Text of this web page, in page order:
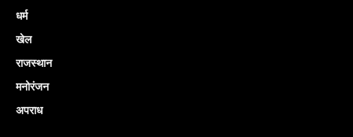
धर्म
खेल
राजस्थान
मनोरंजन
अपराध